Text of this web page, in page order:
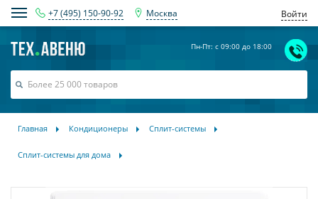
+7 (495) 150-90-92 Москва Войти
Пн-Пт: с 09:00 до 18:00
Главная Кондиционеры Сплит-системы
Сплит-системы для дома